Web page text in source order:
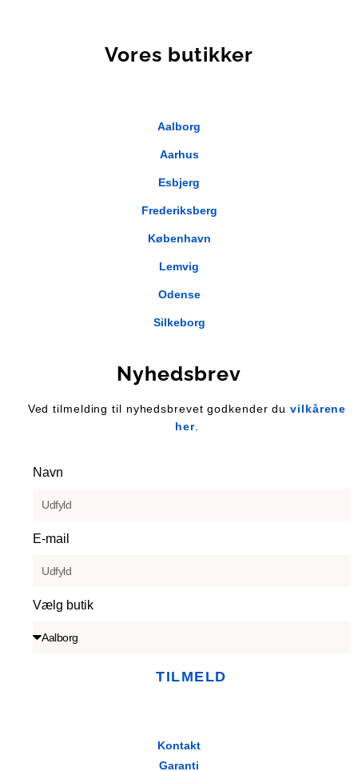
Vores butikker
Aalborg
Aarhus
Esbjerg
Frederiksberg
København
Lemvig
Odense
Silkeborg
Nyhedsbrev
Ved tilmelding til nyhedsbrevet godkender duvilkårene
her.
Navn
E-mail
Vælg butik
TILMELD
Kontakt
Garanti